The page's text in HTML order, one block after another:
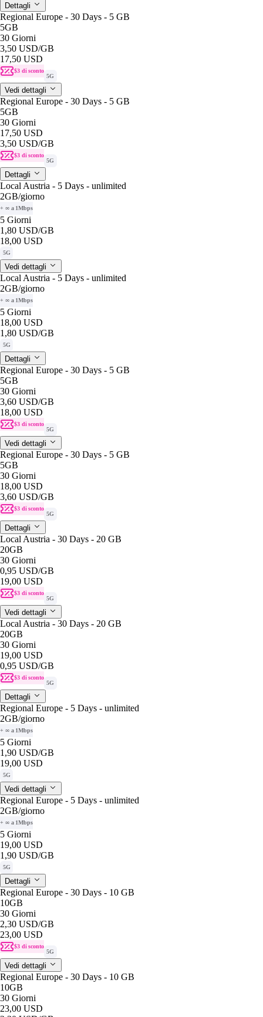
Dettagli
Regional Europe - 30 Days - 5 GB
5GB
30 Giorni
3,50 USD/GB
17,50 USD
$3 di sconto
5G
Vedi dettagli
Regional Europe - 30 Days - 5 GB
5GB
30 Giorni
17,50 USD
3,50 USD/GB
$3 di sconto
5G
Dettagli
Local Austria - 5 Days - unlimited
2GB/giorno
+ ∞ a 1Mbps
5 Giorni
1,80 USD/GB
18,00 USD
5G
Vedi dettagli
Local Austria - 5 Days - unlimited
2GB/giorno
+ ∞ a 1Mbps
5 Giorni
18,00 USD
1,80 USD/GB
5G
Dettagli
Regional Europe - 30 Days - 5 GB
5GB
30 Giorni
3,60 USD/GB
18,00 USD
$3 di sconto
5G
Vedi dettagli
Regional Europe - 30 Days - 5 GB
5GB
30 Giorni
18,00 USD
3,60 USD/GB
$3 di sconto
5G
Dettagli
Local Austria - 30 Days - 20 GB
20GB
30 Giorni
0,95 USD/GB
19,00 USD
$3 di sconto
5G
Vedi dettagli
Local Austria - 30 Days - 20 GB
20GB
30 Giorni
19,00 USD
0,95 USD/GB
$3 di sconto
5G
Dettagli
Regional Europe - 5 Days - unlimited
2GB/giorno
+ ∞ a 1Mbps
5 Giorni
1,90 USD/GB
19,00 USD
5G
Vedi dettagli
Regional Europe - 5 Days - unlimited
2GB/giorno
+ ∞ a 1Mbps
5 Giorni
19,00 USD
1,90 USD/GB
5G
Dettagli
Regional Europe - 30 Days - 10 GB
10GB
30 Giorni
2,30 USD/GB
23,00 USD
$3 di sconto
5G
Vedi dettagli
Regional Europe - 30 Days - 10 GB
10GB
30 Giorni
23,00 USD